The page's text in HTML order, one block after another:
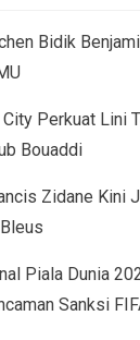
Bidik
Perkuat Lini
Bouaddi
Zidane Kini
Piala Dunia
Sanksi